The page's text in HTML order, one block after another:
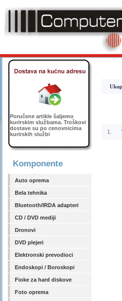
Poručene artikle šaljemo
kurirskim službama. Troškovi
dostave su po cenovnicima
kurirskih službi
Komponente
Auto oprema
Bela tehnika
Bluetooth/IRDA adapteri
CD / DVD mediji
Dronovi
DVD plejeri
Elektronski prevodioci
Endoskopi / Boroskopi
Fioke za hard diskove
Foto oprema
1.